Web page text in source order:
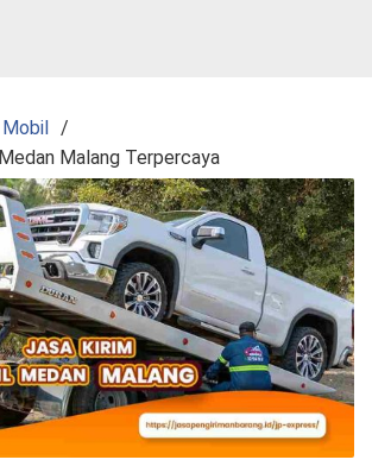
Mobil
Malang Terpercaya